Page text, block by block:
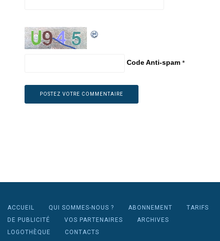
Code Anti-spam *
ACCUEIL QUI SOMMES-NOUS ? ABONNEMENT
TARIFS
DE PUBLICITÉ
VOS PARTENAIRES
ARCHIVES
LOGOTHÈQUE
CONTACTS